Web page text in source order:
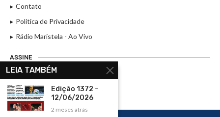
Contato
Política de Privacidade
Rádio Maristela - Ao Vivo
ASSINE
ASSINE
LEIA TAMBÉM
Edição 1372 –
12/06/2026
2 meses atrás